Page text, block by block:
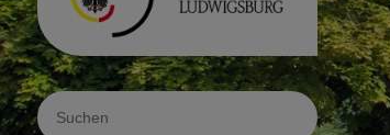
Sucheingabe